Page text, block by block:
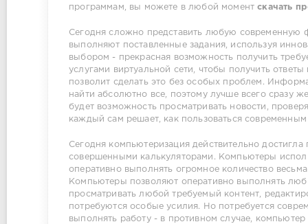
программам, вы можете в любой моментскачать
Сегодня сложно представить любую современную
выполняют поставленные задания, используя
выбором - прекрасная возможность получить
услугами виртуальной сети, чтобы получить
позволит сделать это без особых проблем.
найти абсолютно все, поэтому лучше всего сразу
будет возможность просматривать новости,
каждый сам решает, как пользоваться
Сегодня компьютеризация действительно
совершенными калькуляторами. Компьютеры
оперативно выполнять огромное количество
Компьютеры позволяют оперативно выполнять
просматривать любой требуемый контент,
потребуются особые усилия. Но потребуется
выполнять работу - в противном случае,